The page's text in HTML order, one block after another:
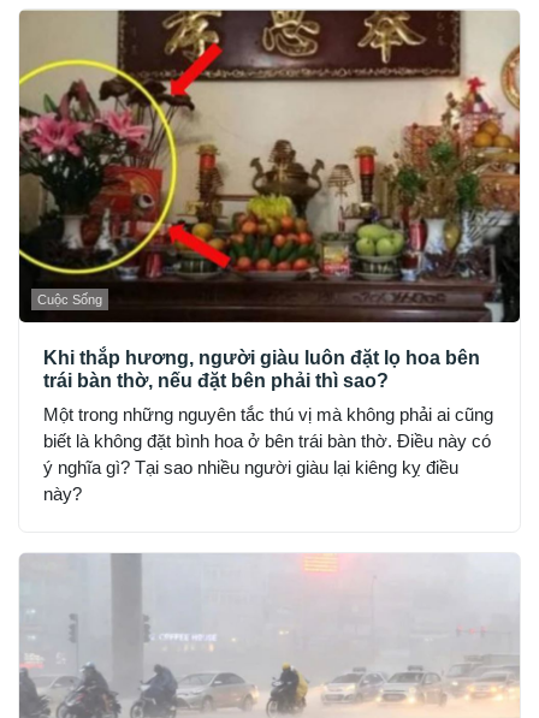
Cuộc Sống
Khi thắp hương, người giàu luôn đặt lọ hoa bên
trái bàn thờ, nếu đặt bên phải thì sao?
Một trong những nguyên tắc thú vị mà không phải ai cũng
biết là không đặt bình hoa ở bên trái bàn thờ. Điều này có
ý nghĩa gì? Tại sao nhiều người giàu lại kiêng kỵ điều
này?